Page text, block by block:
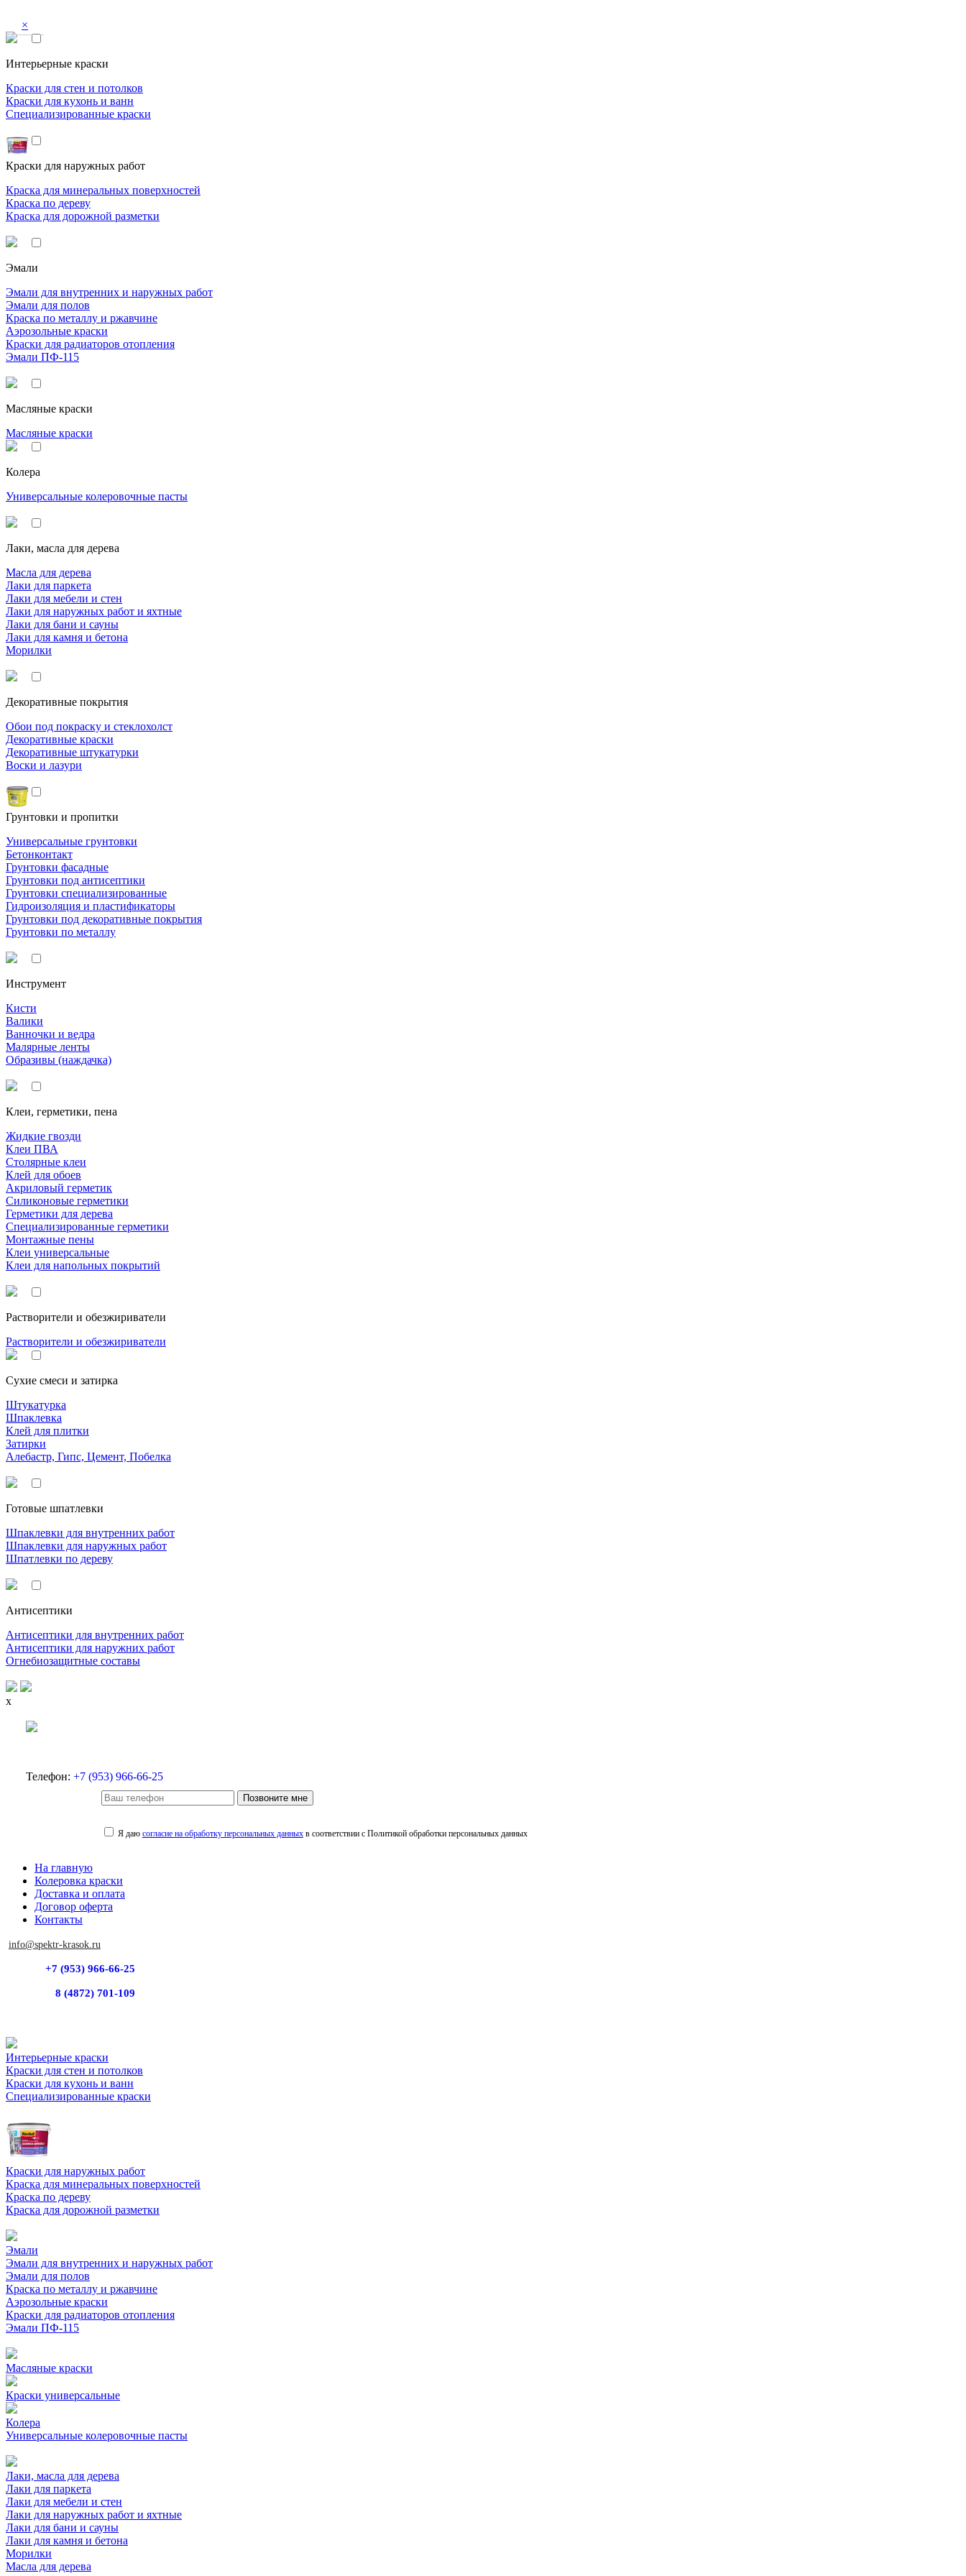
×
Интерьерные краски
Краски для стен и потолков
Краски для кухонь и ванн
Специализированные краски
Краски для наружных работ
Краска для минеральных поверхностей
Краска по дереву
Краска для дорожной разметки
Эмали
Эмали для внутренних и наружных работ
Эмали для полов
Краска по металлу и ржавчине
Аэрозольные краски
Краски для радиаторов отопления
Эмали ПФ-115
Масляные краски
Масляные краски
Колера
Универсальные колеровочные пасты
Лаки, масла для дерева
Масла для дерева
Лаки для паркета
Лаки для мебели и стен
Лаки для наружных работ и яхтные
Лаки для бани и сауны
Лаки для камня и бетона
Морилки
Декоративные покрытия
Обои под покраску и стеклохолст
Декоративные краски
Декоративные штукатурки
Воски и лазури
Грунтовки и пропитки
Универсальные грунтовки
Бетонконтакт
Грунтовки фасадные
Грунтовки под антисептики
Грунтовки специализированные
Гидроизоляция и пластификаторы
Грунтовки под декоративные покрытия
Грунтовки по металлу
Инструмент
Кисти
Валики
Ванночки и ведра
Малярные ленты
Образивы (наждачка)
Клеи, герметики, пена
Жидкие гвозди
Клеи ПВА
Столярные клеи
Клей для обоев
Акриловый герметик
Силиконовые герметики
Герметики для дерева
Специализированные герметики
Монтажные пены
Клеи универсальные
Клеи для напольных покрытий
Растворители и обезжириватели
Растворители и обезжириватели
Сухие смеси и затирка
Штукатурка
Шпаклевка
Клей для плитки
Затирки
Алебастр, Гипс, Цемент, Побелка
Готовые шпатлевки
Шпаклевки для внутренних работ
Шпаклевки для наружных работ
Шпатлевки по дереву
Антисептики
Антисептики для внутренних работ
Антисептики для наружних работ
Огнебиозащитные составы
x
Телефон: +7 (953) 966-66-25
Позвоните мне
Я даю согласие на обработку персональных данныхв соответствии с Политикой обработки персональных данных
На главную
Колеровка краски
Доставка и оплата
Договор оферта
Контакты
info@spektr-krasok.ru
+7 (953) 966-66-25
8 (4872) 701-109
Интерьерные краски
Краски для стен и потолков
Краски для кухонь и ванн
Специализированные краски
Краски для наружных работ
Краска для минеральных поверхностей
Краска по дереву
Краска для дорожной разметки
Эмали
Эмали для внутренних и наружных работ
Эмали для полов
Краска по металлу и ржавчине
Аэрозольные краски
Краски для радиаторов отопления
Эмали ПФ-115
Масляные краски
Краски универсальные
Колера
Универсальные колеровочные пасты
Лаки, масла для дерева
Лаки для паркета
Лаки для мебели и стен
Лаки для наружных работ и яхтные
Лаки для бани и сауны
Лаки для камня и бетона
Морилки
Масла для дерева